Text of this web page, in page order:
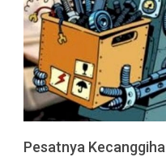
Pesatnya